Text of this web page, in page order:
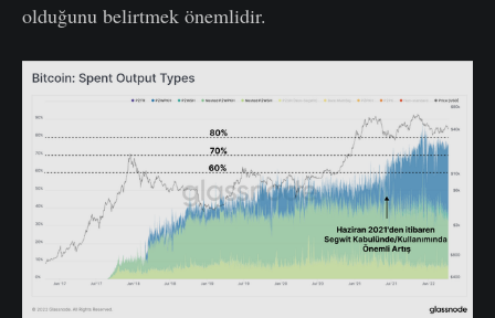
olduğunu belirtmek önemlidir.